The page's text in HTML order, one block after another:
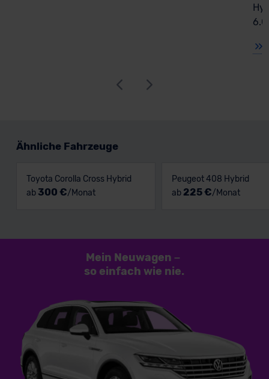
Ähnliche Fahrzeuge
Toyota Corolla Cross Hybrid
ab 300 €/Monat
Peugeot 408 Hybrid
ab 225 €/Monat
Mein Neuwagen –
so einfach wie nie.